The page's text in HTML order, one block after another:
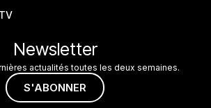
Newsletter
actualités toutes les deux semaines.
S'ABONNER